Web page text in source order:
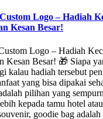
Logo – Hadiah
Kesan Besar!
Logo – Hadiah
Kesan Besar! 🎁 Siapa
kalau hadiah tersebut
yang bisa dipakai
pilihan yang
kepada tamu hotel
goodie bag